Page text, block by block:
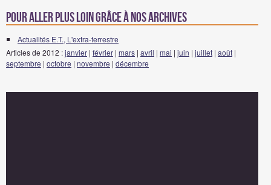
Pour aller plus loin grâce à nos archives
Actualités E.T., L'extra-terrestre
Articles de 2012 :janvier | février | mars | avril | mai | juin | juillet | août |
septembre | octobre | novembre | décembre